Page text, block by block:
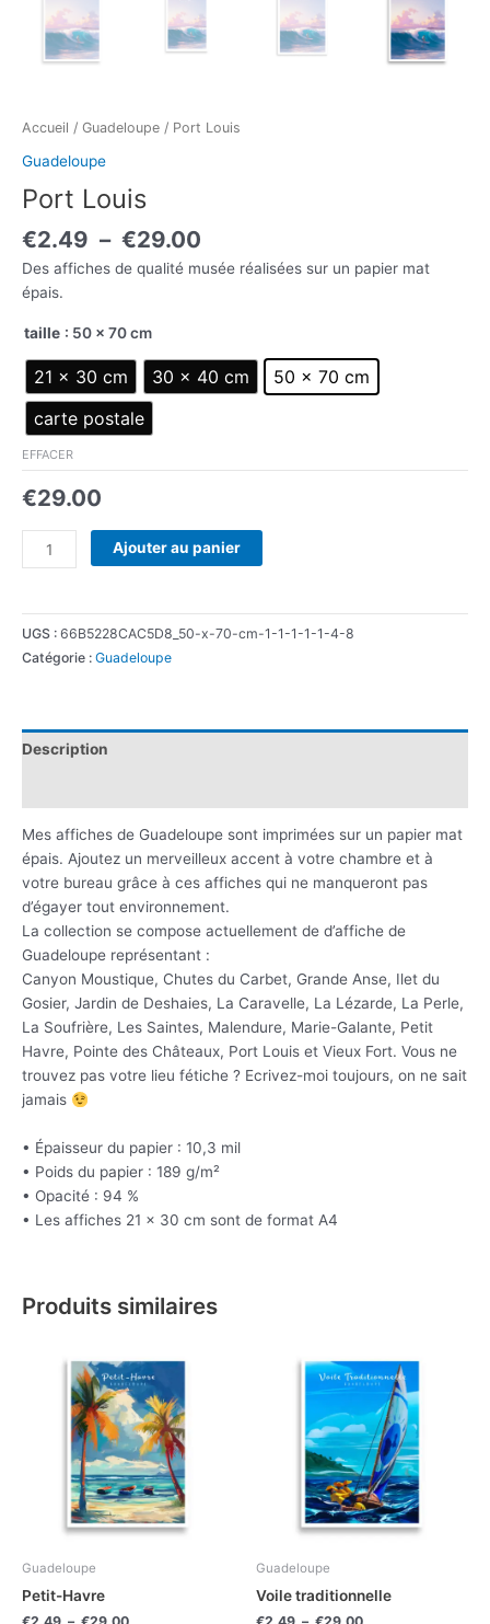
Accueil / Guadeloupe / Port Louis
Guadeloupe
Port Louis
€2.49 – €29.00
Des affiches de qualité musée réalisées sur un papier mat
épais.
taille : 50 × 70 cm
21 × 30 cm 30 × 40 cm
50 × 70 cm
carte postale
EFFACER
€29.00
Ajouter au panier
UGS : 66B5228CAC5D8_50-x-70-cm-1-1-1-1-1-4-8
Catégorie : Guadeloupe
Description
Mes affiches de Guadeloupe sont imprimées sur un papier mat
épais. Ajoutez un merveilleux accent à votre chambre et à
votre bureau grâce à ces affiches qui ne manqueront pas
d’égayer tout environnement.
La collection se compose actuellement de d’affiche de
Guadeloupe représentant :
Canyon Moustique, Chutes du Carbet, Grande Anse, Ilet du
Gosier, Jardin de Deshaies, La Caravelle, La Lézarde, La Perle,
La Soufrière, Les Saintes, Malendure, Marie-Galante, Petit
Havre, Pointe des Châteaux, Port Louis et Vieux Fort. Vous ne
trouvez pas votre lieu fétiche ? Ecrivez-moi toujours, on ne sait
jamais
• Épaisseur du papier : 10,3 mil
• Poids du papier : 189 g/m²
• Opacité : 94 %
• Les affiches 21 × 30 cm sont de format A4
Produits similaires
Guadeloupe
Petit-Havre
de
prix :
€2.49
à
€29.00
a
plusieurs
variations.
Les
options
peuvent
être
Guadeloupe
Voile traditionnelle
de
prix :
€2.49
à
€29.00
a
variations.
Les
options
peuvent
être